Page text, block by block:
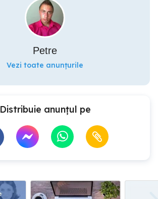
Petre
Vezi toate anunțurile
Distribuie anunțul pe